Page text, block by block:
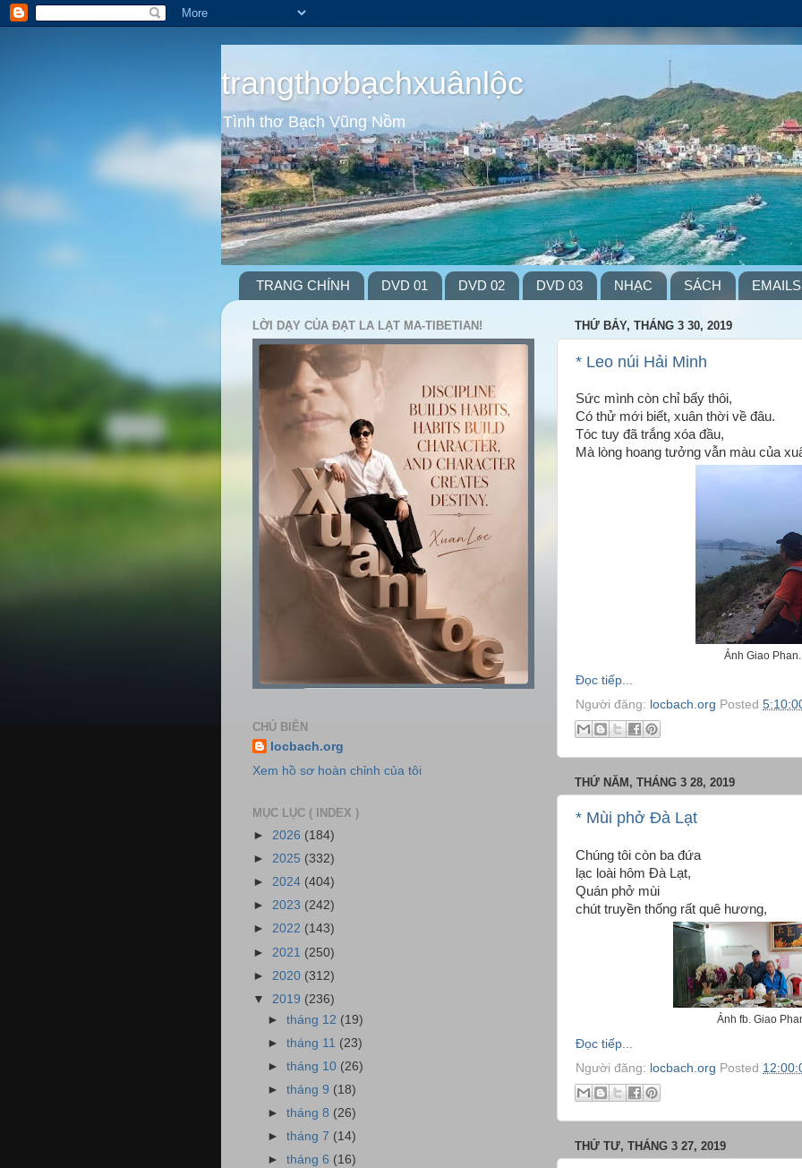
trangthơbạchxuânlộc
Tình thơ Bạch Vũng Nồm
TRANG CHÍNH DVD 01 DVD 02 DVD 03 NHẠC SÁCH EMAILS
THỨ BẢY, THÁNG 3 30, 2019
* Leo núi Hải Minh
Sức mình còn chỉ bấy thôi,
Có thử mới biết, xuân thời về đâu.
Tóc tuy đã trắng xóa đầu,
Mà lòng hoang tưởng vẫn màu của
Ảnh Giao Phan.
Đọc tiếp...
Người đăng: locbach.org Posted
THỨ NĂM, THÁNG 3 28, 2019
* Mùi phở Đà Lạt
Chúng tôi còn ba đứa
lạc loài hôm Đà Lạt,
Quán phở mùi
chút truyền thống rất quê hương,
Ảnh fb. Giao
Đọc tiếp...
Người đăng: locbach.org Posted
THỨ TƯ, THÁNG 3 27, 2019
LỜI DẠY CỦA ĐẠT LA LẠT MA-TIBETIAN!
CHỦ BIÊN
locbach.org
Xem hồ sơ hoàn chỉnh của tôi
MỤC LỤC ( INDEX )
► 2026 (184)
► 2025 (332)
► 2024 (404)
► 2023 (242)
► 2022 (143)
► 2021 (250)
► 2020 (312)
▼ 2019 (236)
►tháng 12 (19)
►tháng 11 (23)
►tháng 10 (26)
►tháng 9 (18)
►tháng 8 (26)
►tháng 7 (14)
►tháng 6 (16)